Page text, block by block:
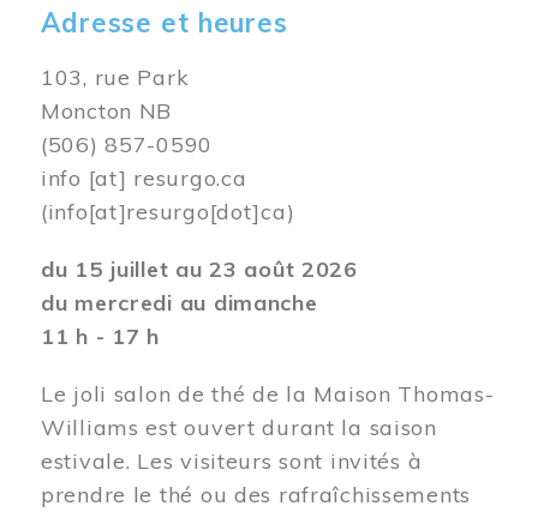
Adresse et heures
103, rue Park
Moncton NB
(506) 857-0590
info [at] resurgo.ca
(info[at]resurgo[dot]ca)
du 15 juillet au 23 août 2026
du mercredi au dimanche
11 h - 17 h
Le joli salon de thé de la Maison Thomas-
Williams est ouvert durant la saison
estivale. Les visiteurs sont invités à
prendre le thé ou des rafraîchissements